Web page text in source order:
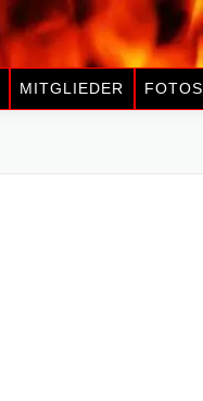
MITGLIEDER FOTOS